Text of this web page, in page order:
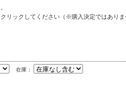
リックしてください（※購入決定ではあり
在庫：